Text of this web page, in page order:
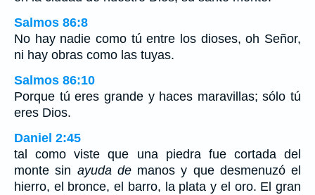
Salmos 86:8
No hay nadie como tú entre los dioses, oh Señor,
ni hay obras como las tuyas.
Salmos 86:10
Porque tú eres grande y haces maravillas; sólo tú
eres Dios.
Daniel 2:45
tal como viste que una piedra fue cortada del
monte sin ayuda demanos y que desmenuzó el
hierro, el bronce, el barro, la plata y el oro. El gran